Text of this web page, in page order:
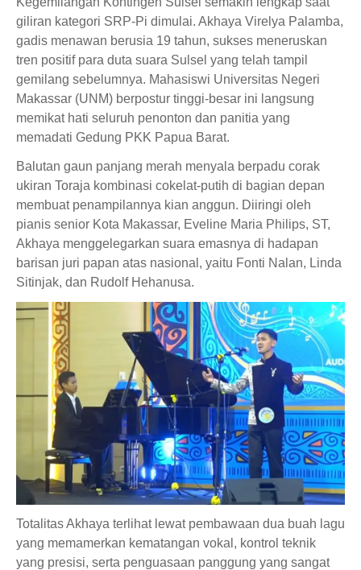
giliran kategori SRP-Pi dimulai. Akhaya Virelya Palamba,
gadis menawan berusia 19 tahun, sukses meneruskan
tren positif para duta suara Sulsel yang telah tampil
gemilang sebelumnya. Mahasiswi Universitas Negeri
Makassar (UNM) berpostur tinggi-besar ini langsung
memikat hati seluruh penonton dan panitia yang
memadati Gedung PKK Papua Barat.
Balutan gaun panjang merah menyala berpadu corak
ukiran Toraja kombinasi cokelat-putih di bagian depan
membuat penampilannya kian anggun. Diiringi oleh
pianis senior Kota Makassar, Eveline Maria Philips, ST,
Akhaya menggelegarkan suara emasnya di hadapan
barisan juri papan atas nasional, yaitu Fonti Nalan, Linda
Sitinjak, dan Rudolf Hehanusa.
Totalitas Akhaya terlihat lewat pembawaan dua buah lagu
yang memamerkan kematangan vokal, kontrol teknik
yang presisi, serta penguasaan panggung yang sangat